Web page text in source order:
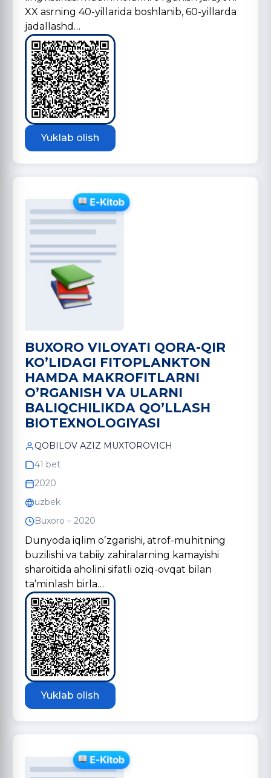
XX asrning 40-yillarida boshlanib, 60-yillarda
jadallashd…
Yuklab olish
BUXORO VILOYATI QORА-QIR
KOʼLIDАGI FITOPLАNKTON
HАMDА MАKROFITLАRNI
OʼRGАNISH VА ULАRNI
BАLIQCHILIKDА QOʼLLАSH
BIOTEXNOLOGIYASI
QOBILOV АZIZ MUXTOROVICH
41 bet
2020
uzbek
Buxoro – 2020
Dunyoda iqlim oʼzgarishi, atrof-muhitning
buzilishi va tabiiy zahiralarning kamayishi
sharoitida aholini sifatli oziq-ovqat bilan
taʼminlash birla…
Yuklab olish